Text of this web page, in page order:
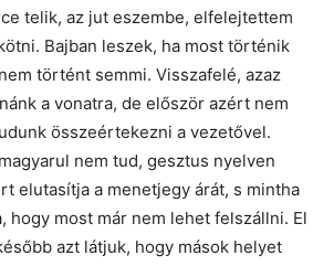
telik, az jut eszembe, elfelejtettem
Bajban leszek, ha most történik
történt semmi. Visszafelé, azaz
a vonatra, de először azért nem
összeértekezni a vezetővel.
nem tud, gesztus nyelven
elutasítja a menetjegy árát, s mintha
hogy most már nem lehet felszállni. El
azt látjuk, hogy mások helyet